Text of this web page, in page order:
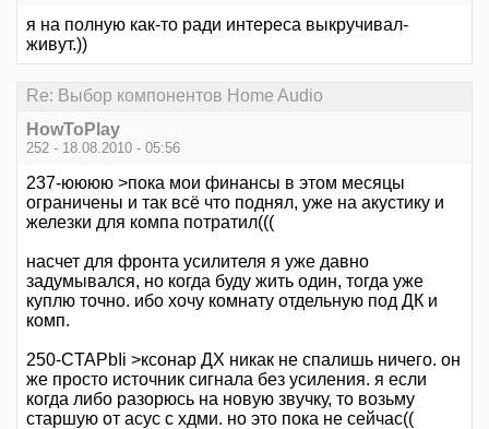
я на полную как-то ради интереса выкручивал-
живут.))
Re: Выбор компонентов Home Audio
HowToPlay
252 - 18.08.2010 - 05:56
237-юююю >пока мои финансы в этом месяцы
ограничены и так всё что поднял, уже на акустику и
железки для компа потратил(((
насчет для фронта усилителя я уже давно
задумывался, но когда буду жить один, тогда уже
куплю точно. ибо хочу комнату отдельную под ДК и
комп.
250-CTAPbIi >ксонар ДХ никак не спалишь ничего. он
же просто источник сигнала без усиления. я если
когда либо разорюсь на новую звучку, то возьму
старшую от асус с хдми. но это пока не сейчас((